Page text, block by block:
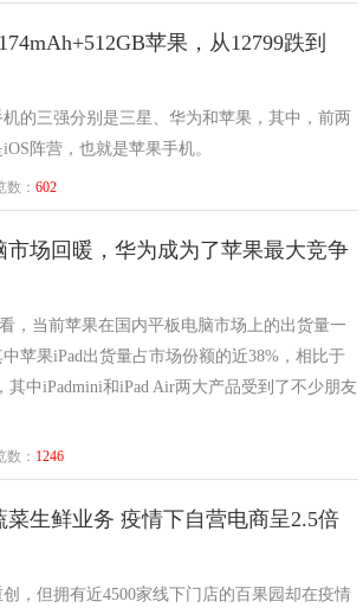
苹果，从12799跌到
的三强分别是三星、华为和苹果，其中，前两
阵营，也就是苹果手机。
数：602
市场回暖，华为成为了苹果最大竞争
，当前苹果在国内平板电脑市场上的出货量一
苹果iPad出货量占市场份额的近38%，相比于
其中iPadmini和iPad Air两大产品受到了不少朋友
数： 1246
菜生鲜业务 疫情下自营电商呈2.5倍
，但拥有近4500家线下门店的百果园却在疫情